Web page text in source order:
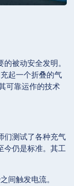
被动安全发明。
起一个折叠的气
可靠运作的技术
们测试了各种充气
今仍是标准。其工
间触发电流。